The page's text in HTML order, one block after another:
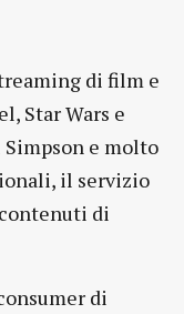
di film e
Star Wars e
e molto
il servizio
di
di